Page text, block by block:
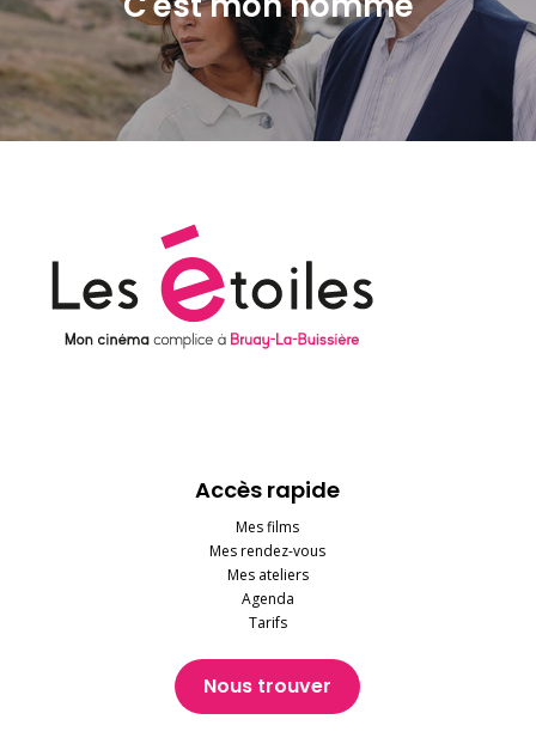
Accès rapide
Mes films
Mes rendez-vous
Mes ateliers
Agenda
Tarifs
Nous trouver